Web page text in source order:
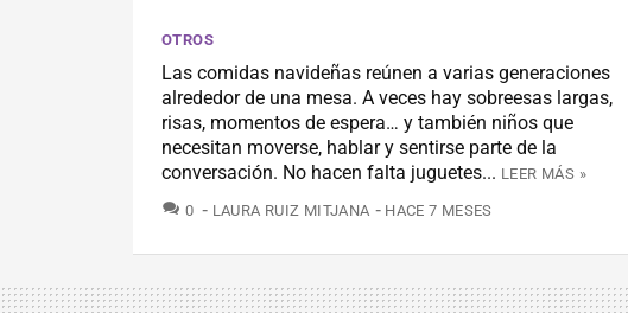
OTROS
Las comidas navideñas reúnen a varias generaciones
alrededor de una mesa. A veces hay sobreesas largas,
risas, momentos de espera… y también niños que
necesitan moverse, hablar y sentirse parte de la
conversación. No hacen falta juguetes... LEER MÁS »
0 COMENTARIOS
LAURA RUIZ MITJANA HACE 7 MESES